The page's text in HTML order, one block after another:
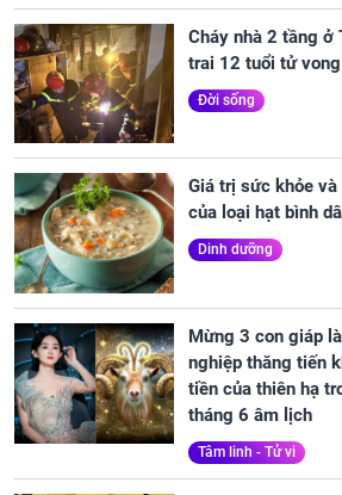
Cháy nhà 2 tầng ở
trai 12 tuổi tử
Đời sống
Giá trị sức khỏe
của loại hạt bình
Dinh dưỡng
Mừng 3 con giáp
nghiệp thăng tiến
tiền của thiên hạ
tháng 6 âm lịch
Tâm linh - Tử vi